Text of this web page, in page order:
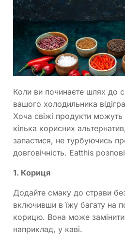
Коли ви починаєте шлях до
вашого холодильника
Хоча свіжі продукти
кілька корисних
запастися, не турбуючись
довговічність. Eatthis
1. Кориця
Додайте смаку до страви
включивши в їжу багату на
корицю. Вона може замінити
наприклад, у каві.